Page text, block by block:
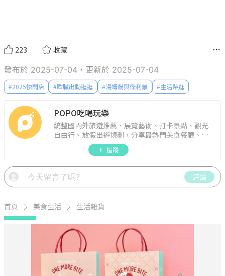
223 收藏
發布於 2025-07-04，更新於 2025-07-04
#2025快閃店 #歐膩出動逛逛 #湯姆貓與傑利鼠 #生活帶逛
POPO吃喝玩樂
統整國內外旅遊推薦、展覽藝術、打卡景點、觀光
自由行、放假出遊規劃，分享最熱門美食餐廳、約
會聚餐、人氣甜點、速食手搖飲、3C科技、心理測
驗、星座運勢、生活雜貨、吃喝玩樂實用資訊。
追蹤
評論
首頁 美食生活 生活雜貨